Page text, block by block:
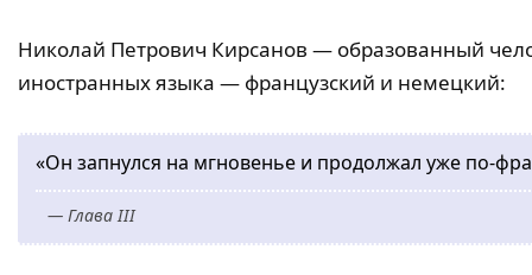
Николай Петрович Кирсанов — образованный
иностранных языка — французский и немецкий:
«Он запнулся на мгновенье и продолжал уже по-
— Глава III